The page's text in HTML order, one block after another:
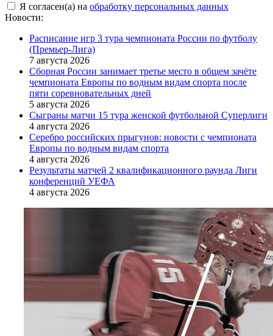
Я согласен(а) на обработку персональных данных
Новости:
Расписание игр 3 тура чемпионата России по футболу
(Премьер-Лига)
7 августа 2026
Сборная России занимает третье место в общем зачёте
чемпионата Европы по водным видам спорта после
пяти соревновательных дней
5 августа 2026
Сыграны матчи 15 тура женской футбольной Суперлиги
4 августа 2026
Серебро российских прыгунов: новости с чемпионата
Европы по водным видам спорта
4 августа 2026
Результаты матчей 2 квалификационного раунда Лиги
конференций УЕФА
4 августа 2026